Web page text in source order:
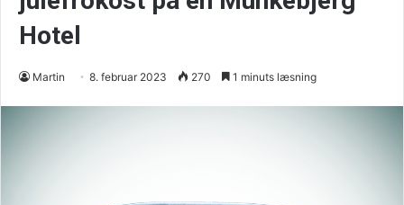
Hotel
Martin 8. februar 2023 270 1 minuts læsning